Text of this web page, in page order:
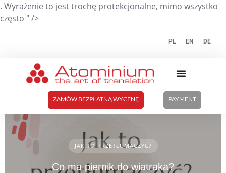
. Wyrażenie to jest trochę protekcjonalne, mimo wszystko
często " />
PL EN DE
ZAMÓW BEZPŁATNĄ WYCENĘ PAYMENT
JAK TO PRZETŁUMACZYĆ?
Co ma piernik do wiatraka?